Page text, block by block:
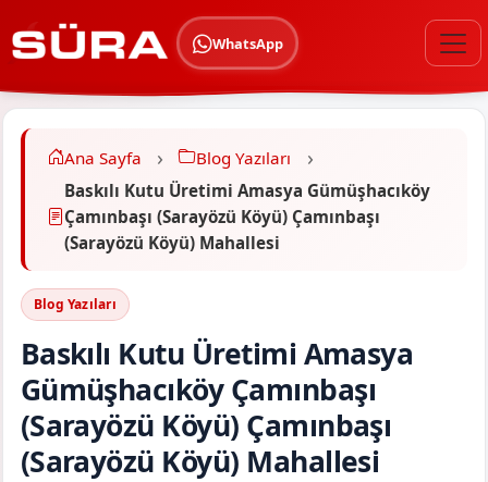
WhatsApp
Ana Sayfa
Blog Yazıları
Baskılı Kutu Üretimi Amasya Gümüşhacıköy
Çamınbaşı (Sarayözü Köyü) Çamınbaşı
(Sarayözü Köyü) Mahallesi
Blog Yazıları
Baskılı Kutu Üretimi Amasya
Gümüşhacıköy Çamınbaşı
(Sarayözü Köyü) Çamınbaşı
(Sarayözü Köyü) Mahallesi